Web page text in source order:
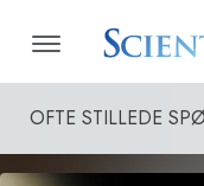
OFTE STILLEDE